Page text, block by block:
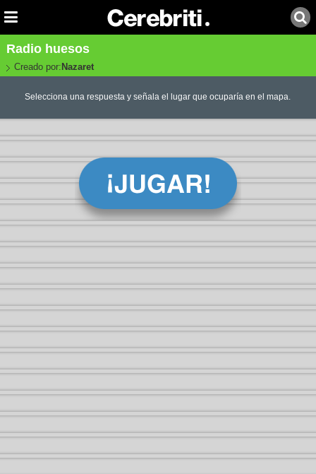
Radio huesos
Creado por: Nazaret
Selecciona una respuesta y señala el lugar que ocuparía en el mapa.